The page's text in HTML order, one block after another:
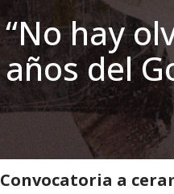
“No hay
años del
Inicio » Noticias Extensión “No
Convocatoria a